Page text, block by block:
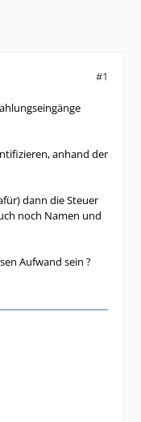
#1
anhand der
dann die Steuer
noch Namen und
Aufwand sein ?